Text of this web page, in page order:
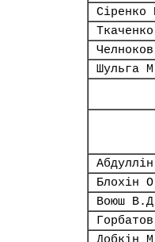
Сіренко
Шульга
Блохін
Воюш